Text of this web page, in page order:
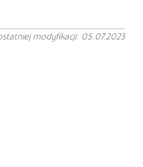
modyfikacji: 05.07.2023